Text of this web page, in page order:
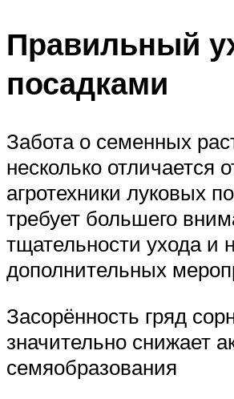
Правильный
посадками
Забота о семенных
несколько отличается
агротехники луковых
требует большего
тщательности ухода и
дополнительных
Засорённость гряд
значительно снижает
семяобразования